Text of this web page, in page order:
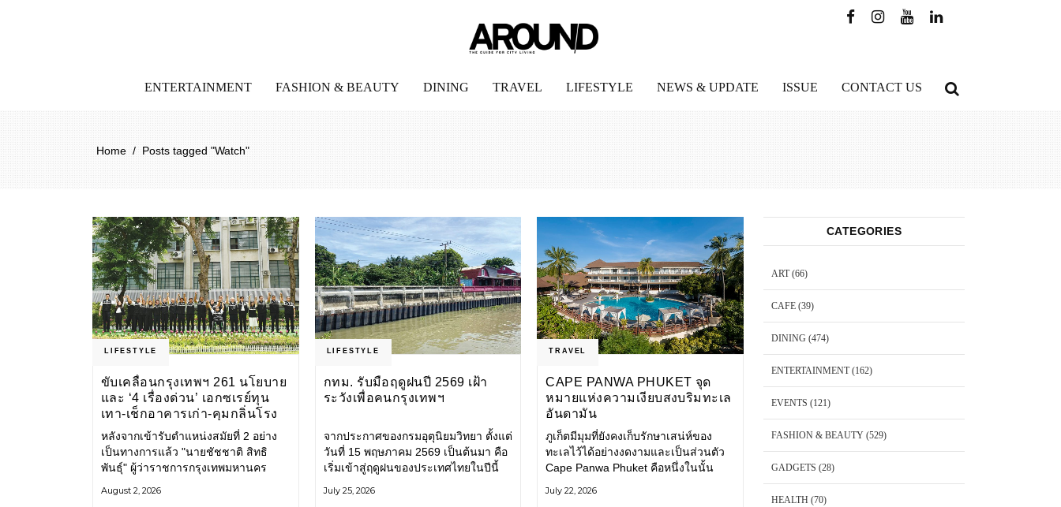
ENTERTAINMENT FASHION & BEAUTY DINING TRAVEL LIFESTYLE NEWS & UPDATE ISSUE CONTACT US
Home / Posts tagged "Watch"
LIFESTYLE
ขับเคลื่อนกรุงเทพฯ 261 นโยบาย
และ ‘4 เรื่องด่วน’ เอกซเรย์ทุน
เทา-เช็กอาคารเก่า-คุมกลิ่นโรง
ขยะ-ขีดเส้นสอบทุจริต
หลังจากเข้ารับตำแหน่งสมัยที่ 2 อย่าง
เป็นทางการแล้ว "นายชัชชาติ สิทธิ
พันธุ์" ผู้ว่าราชการกรุงเทพมหานคร
แปลงนโยบายสู่แผนยุทธศาสตร์ จัด
August 2, 2026
LIFESTYLE
กทม. รับมือฤดูฝนปี 2569 เฝ้า
ระวังเพื่อคนกรุงเทพฯ
จากประกาศของกรมอุตุนิยมวิทยา ตั้งแต่
วันที่ 15 พฤษภาคม 2569 เป็นต้นมา คือ
เริ่มเข้าสู่ฤดูฝนของประเทศไทยในปีนี้
รับมือน้ำท่วม และเดินหน้าพัฒนา
July 25, 2026
TRAVEL
CAPE PANWA PHUKET จุด
หมายแห่งความเงียบสงบริมทะเล
อันดามัน
ภูเก็ตมีมุมที่ยังคงเก็บรักษาเสน่ห์ของ
ทะเลไว้ได้อย่างงดงามและเป็นส่วนตัว
Cape Panwa Phuket คือหนึ่งในนั้น
& Kantary Hotels ตั้งอยู่บนแหลมพันวา
July 22, 2026
CATEGORIES
ART(66)
CAFE (39)
DINING (474)
ENTERTAINMENT(162)
EVENTS (121)
FASHION & BEAUTY (529)
GADGETS (28)
HEALTH (70)